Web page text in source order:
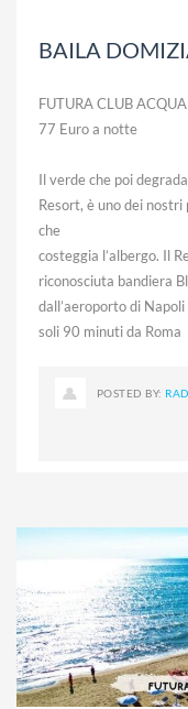
BAILA
FUTURA CLUB
77 Euro a notte
Il verde che poi
Resort, è uno dei
che
costeggia l’albergo. Il
riconosciuta bandiera
dall’aeroporto di
soli 90 minuti da Roma
POSTED BY: